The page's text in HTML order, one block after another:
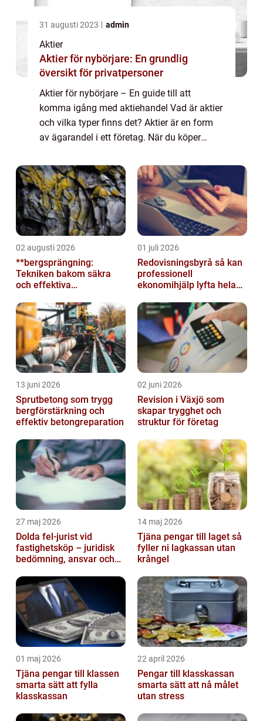
31 augusti 2023 admin
Aktier
Aktier för nybörjare: En grundlig
översikt för privatpersoner
Aktier för nybörjare – En guide till att
komma igång med aktiehandel Vad är aktier
och vilka typer finns det? Aktier är en form
av ägarandel i ett företag. När du köper
därmed rätt till en del av d...
02 augusti 2026
**bergsprängning:
Tekniken bakom säkra
och effektiva
01 juli 2026
Redovisningsbyrå så kan
professionell
ekonomihjälp lyfta hela
13 juni 2026
Sprutbetong som trygg
bergförstärkning och
effektiv betongreparation
02 juni 2026
Revision i Växjö som
skapar trygghet och
struktur för företag
27 maj 2026
Dolda fel-jurist vid
fastighetsköp – juridisk
bedömning, ansvar och
tvister...
14 maj 2026
Tjäna pengar till laget så
fyller ni lagkassan utan
krångel
01 maj 2026
Tjäna pengar till klassen
smarta sätt att fylla
klasskassan
22 april 2026
Pengar till klasskassan
smarta sätt att nå målet
utan stress